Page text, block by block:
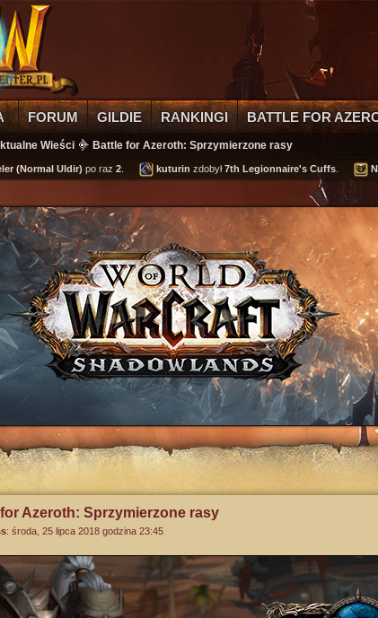
FORUM GILDIE RANKINGI BATTLE FOR
Wieści Battle for Azeroth: Sprzymierzone rasy
Uldir)po raz2 . kuturin zdobył7th Legionnaire's Cuffs. Nikandra
Azeroth: Sprzymierzone rasy
: środa, 25 lipca 2018 godzina 23:45